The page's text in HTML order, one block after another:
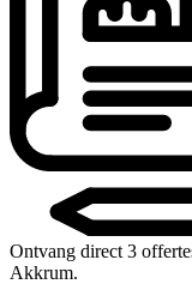
Ontvang direct 3
Akkrum.